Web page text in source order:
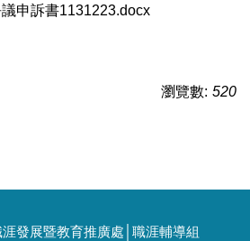
申訴書1131223.docx
瀏覽數: 520
發展暨教育推廣處│職涯輔導組